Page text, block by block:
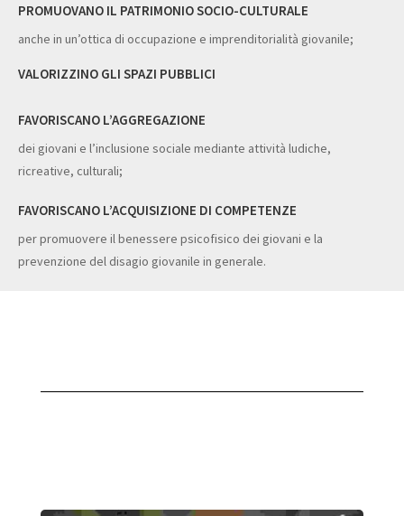
PROMUOVANO IL PATRIMONIO SOCIO-CULTURALE
anche in un’ottica di occupazione e imprenditorialità giovanile;
VALORIZZINO GLI SPAZI PUBBLICI
FAVORISCANO L’AGGREGAZIONE
dei giovani e l’inclusione sociale mediante attività ludiche,
ricreative, culturali;
FAVORISCANO L’ACQUISIZIONE DI COMPETENZE
per promuovere il benessere psicofisico dei giovani e la
prevenzione del disagio giovanile in generale.